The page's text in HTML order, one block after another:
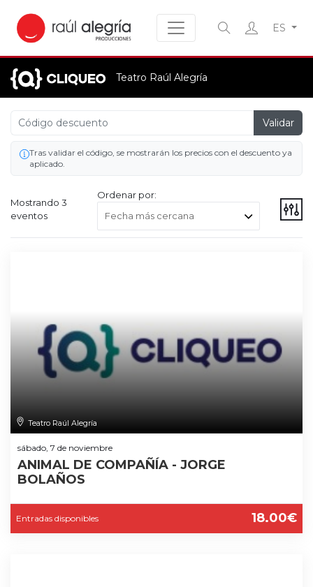
¿Qué estás buscando?
ES
Teatro Raúl Alegría
Validar
Tras validar el código, se mostrarán los precios con el descuento ya
aplicado.
Mostrando 3
eventos
Ordenar por:
Teatro Raúl Alegría
sábado, 7 de noviembre
ANIMAL DE COMPAÑÍA - JORGE
BOLAÑOS
Entradas disponibles 18.00€